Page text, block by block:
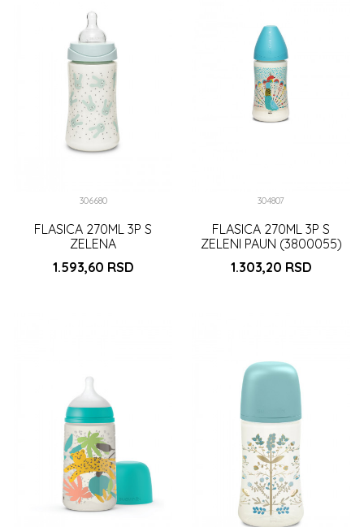
306680
FLASICA 270ML 3P S
ZELENA
(3162102
)
1.593,60 RSD
304807
FLASICA 270ML 3P S
ZELENI PAUN (3800055)
1.303,20 RSD